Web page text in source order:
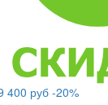
400 руб-20%